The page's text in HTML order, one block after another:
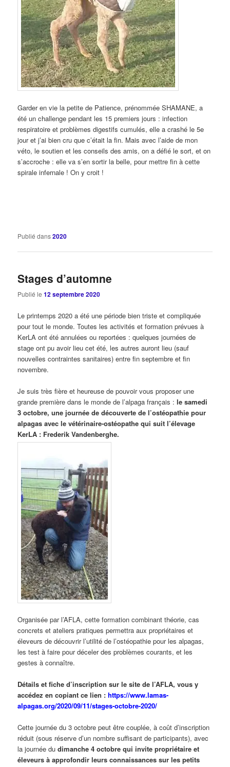
Garder en vie la petite de Patience, prénommée SHAMANE, a
été un challenge pendant les 15 premiers jours : infection
respiratoire et problèmes digestifs cumulés, elle a crashé le 5e
jour et j’ai bien cru que c’était la fin. Mais avec l’aide de mon
véto, le soutien et les conseils des amis, on a défié le sort, et on
s’accroche : elle va s’en sortir la belle, pour mettre fin à cette
spirale infernale ! On y croit !
Publié dans2020
Stages d’automne
Publié le12 septembre 2020
Le printemps 2020 a été une période bien triste et compliquée
pour tout le monde. Toutes les activités et formation prévues à
KerLA ont été annulées ou reportées : quelques journées de
stage ont pu avoir lieu cet été, les autres auront lieu (sauf
nouvelles contraintes sanitaires) entre fin septembre et fin
novembre.
Je suis très fière et heureuse de pouvoir vous proposer une
grande première dans le monde de l’alpaga français : le samedi
3 octobre, une journée de découverte de l’ostéopathie pour
alpagas avec le vétérinaire-ostéopathe qui suit l’élevage
KerLA : Frederik Vandenberghe.
Organisée par l’AFLA, cette formation combinant théorie, cas
concrets et ateliers pratiques permettra aux propriétaires et
éleveurs de découvrir l’utilité de l’ostéopathie pour les alpagas,
les test à faire pour déceler des problèmes courants, et les
gestes à connaître.
Détails et fiche d’inscription sur le site de l’AFLA, vous y
accédez en copiant ce lien :https://www.lamas-
alpagas.org/2020/09/11/stages-octobre-2020/
Cette journée du 3 octobre peut être couplée, à coût d’inscription
réduit (sous réserve d’un nombre suffisant de participants), avec
la journée du dimanche 4 octobre qui invite propriétaire et
éleveurs à approfondir leurs connaissances sur les petits